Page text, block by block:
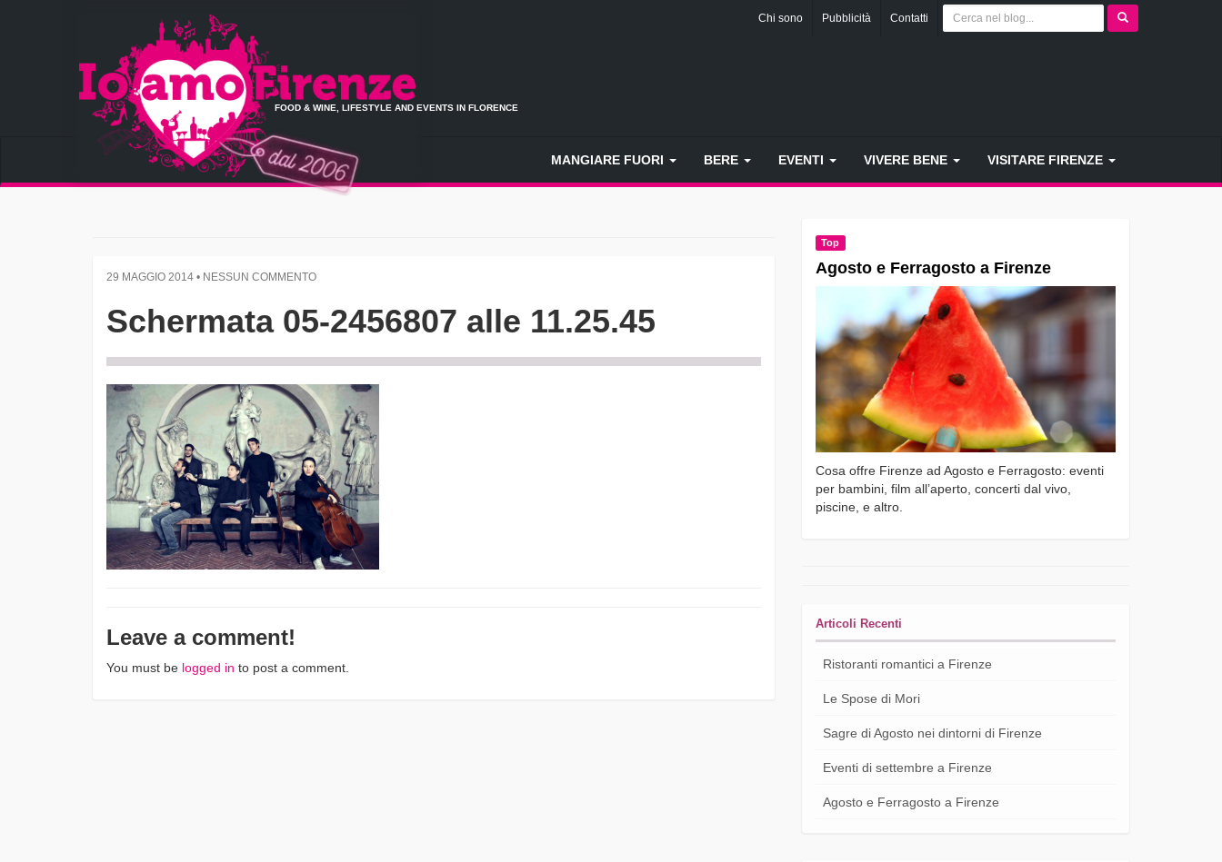
Chi sono Pubblicità Contatti
FOOD & WINE, LIFESTYLE AND EVENTS IN FLORENCE
MANGIARE FUORI BERE EVENTI VIVERE BENE VISITARE FIRENZE
29 MAGGIO 2014 • NESSUN COMMENTO
Schermata 05-2456807 alle 11.25.45
Leave a comment!
You must be logged in to post a comment.
Top
Agosto e Ferragosto a Firenze
Cosa offre Firenze ad Agosto e Ferragosto: eventi
per bambini, film all’aperto, concerti dal vivo,
piscine, e altro.
Articoli Recenti
Ristoranti romantici a Firenze
Le Spose di Mori
Sagre di Agosto nei dintorni di Firenze
Eventi di settembre a Firenze
Agosto e Ferragosto a Firenze